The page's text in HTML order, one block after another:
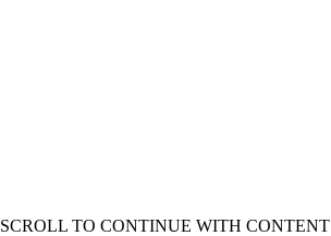
SCROLL TO CONTINUE WITH CONTENT